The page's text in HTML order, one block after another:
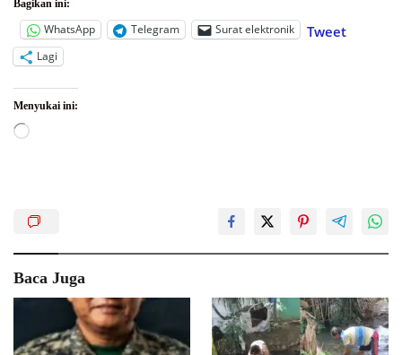
Bagikan ini:
WhatsApp Telegram Surat elektronik Tweet
Lagi
Menyukai ini:
Memuat...
Baca Juga